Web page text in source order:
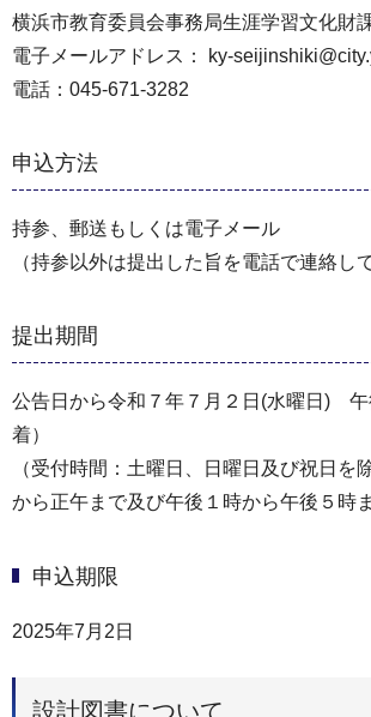
横浜市教育委員会事務局生涯学習文化財
電子メールアドレス： ky-
電話：045-671-3282
申込方法
持参、郵送もしくは電子メール
（持参以外は提出した旨を電話で連絡し
提出期間
公告日から令和７年７月２日(水曜日)
着）
（受付時間：土曜日、日曜日及び祝日を
から正午まで及び午後１時から午後５時ま
申込期限
2025年7月2日
設計図書について